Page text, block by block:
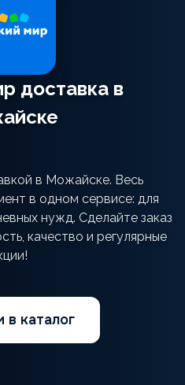
доставка в
в Можайске. Весь
в одном сервисе: для
нужд. Сделайте заказ
качество и регулярные
в каталог